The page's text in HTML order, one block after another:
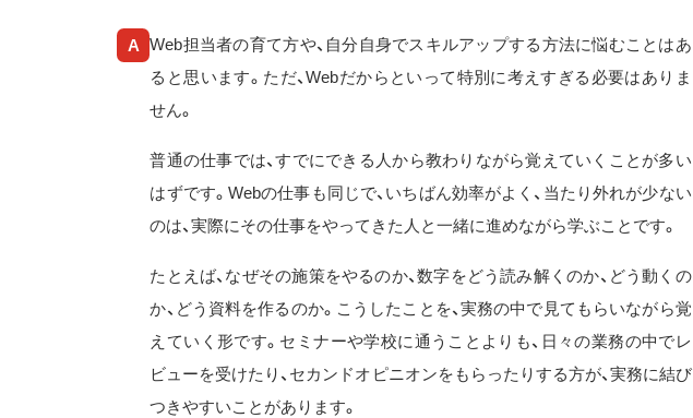
A
Web担当者の育て方や、自分自身でスキルアップする方法に悩むことはあ
ると思います。ただ、Webだからといって特別に考えすぎる必要はありま
せん。
普通の仕事では、すでにできる人から教わりながら覚えていくことが多い
はずです。Webの仕事も同じで、いちばん効率がよく、当たり外れが少ない
のは、実際にその仕事をやってきた人と一緒に進めながら学ぶことです。
たとえば、なぜその施策をやるのか、数字をどう読み解くのか、どう動くの
か、どう資料を作るのか。こうしたことを、実務の中で見てもらいながら覚
えていく形です。セミナーや学校に通うことよりも、日々の業務の中でレ
ビューを受けたり、セカンドオピニオンをもらったりする方が、実務に結び
つきやすいことがあります。